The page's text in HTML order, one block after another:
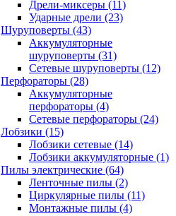
Дрели-миксеры (11)
Ударные дрели (23)
Шуруповерты (43)
Аккумуляторные
шуруповерты (31)
Сетевые шуруповерты (12)
Перфораторы (28)
Аккумуляторные
перфораторы (4)
Сетевые перфораторы (24)
Лобзики (15)
Лобзики сетевые (14)
Лобзики аккумуляторные (1)
Пилы электрические (64)
Ленточные пилы (2)
Циркулярные пилы (11)
Монтажные пилы (4)